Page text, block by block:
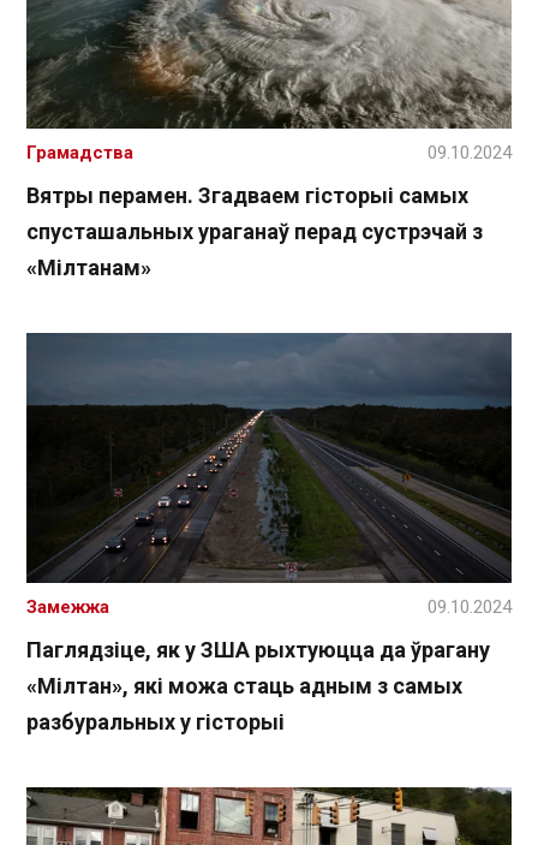
Вятры перамен. Згадваем гісторыі самых
спусташальных ураганаў перад сустрэчай з
«Мілтанам»
Грамадства 09.10.2024
Паглядзіце, як у ЗША рыхтуюцца да ўрагану
«Мілтан», які можа стаць адным з самых
разбуральных у гісторыі
Замежжа 09.10.2024